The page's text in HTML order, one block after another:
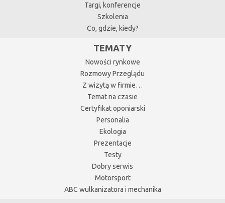
Targi, konferencje
Szkolenia
Co, gdzie, kiedy?
TEMATY
Nowości rynkowe
Rozmowy Przeglądu
Z wizytą w firmie…
Temat na czasie
Certyfikat oponiarski
Personalia
Ekologia
Prezentacje
Testy
Dobry serwis
Motorsport
ABC wulkanizatora i mechanika